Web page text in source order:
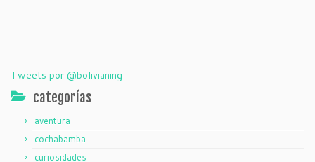
Tweets por @bolivianing
categorías
aventura
cochabamba
curiosidades